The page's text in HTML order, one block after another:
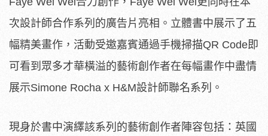
次設計師合作系列的廣告片亮相。立體書中展示了五
幅精美畫作，活動受邀嘉賓通過手機掃描QR Code即
可看到眾多才華橫溢的藝術創作者在每幅畫作中盡情
展示Simone Rocha x H&M設計師聯名系列。
現身於書中演繹該系列的藝術創作者陣容包括：英國